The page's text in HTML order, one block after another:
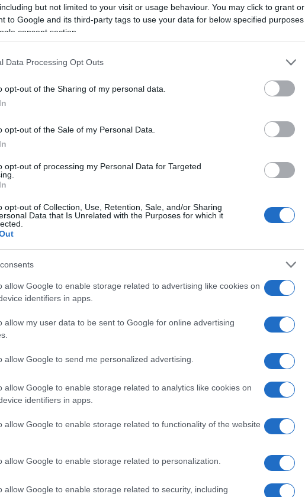
but not limited to your visit or usage behaviour. You may click to grant or
to Google and its third-party tags to use your data for below specified purposes
consent section.
Data Processing Opt Outs
opt-out of the Sharing of my personal data.
opt-out of the Sale of my Personal Data.
opt-out of processing my Personal Data for Targeted
opt-out of Collection, Use, Retention, Sale, and/or Sharing
Data that Is Unrelated with the Purposes for which it
allow Google to enable storage related to advertising like cookies on
identifiers in apps.
allow my user data to be sent to Google for online advertising
allow Google to send me personalized advertising.
allow Google to enable storage related to analytics like cookies on
identifiers in apps.
allow Google to enable storage related to functionality of the website
allow Google to enable storage related to personalization.
allow Google to enable storage related to security, including
avanzata
avanzato, supportando sia
Ciò garantisce una risposta rapida e una
perfetta per i giochi che richiedono riflessi
che variano da 100 a 26.000, gli utenti
del mouse alle proprie esigenze di gioco.
strategico, il M916 si adatta perfettamente
del
gli utenti possono modificare i tasti
di gioco. Questo significa che le
DPI possono essere settate in
durante le partite. Con due pulsanti laterali
più importanti sarà un gioco da ragazzi.
gamer